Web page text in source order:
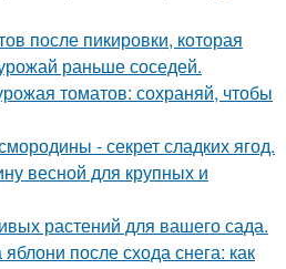
после пикировки, которая
раньше соседей.
томатов: сохраняй, чтобы
- секрет сладких ягод.
весной для крупных и
растений для вашего сада.
после схода снега: как